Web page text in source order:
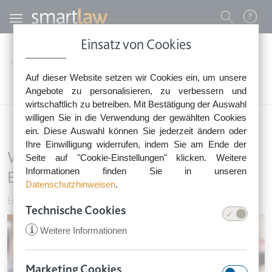
Einsatz von Cookies
Auf dieser Website setzen wir Cookies ein, um unsere
Angebote zu personalisieren, zu verbessern und
wirtschaftlich zu betreiben. Mit Bestätigung der Auswahl
willigen Sie in die Verwendung der gewählten Cookies
ein. Diese Auswahl können Sie jederzeit ändern oder
Ihre Einwilligung widerrufen, indem Sie am Ende der
Seite auf "Cookie-Einstellungen" klicken. Weitere
Informationen finden Sie in unseren
Datenschutzhinweisen.
Technische Cookies
i Weitere Informationen
Direkt zum Inhalt
0800 - 268 4 268 (kostenfrei)
Sie erreichen unser Service-Team:
Montag bis Freitag: 8-18 Uhr
Keine Rechtsberatung.
Benutzermenü
Startseite
Welche Neuerungen bringt die Europäische Erbrechtsverordnung?
Welche Neuerungen bringt die
Europäische Erbrechtsverordnung?
Erben & Schenken
Image